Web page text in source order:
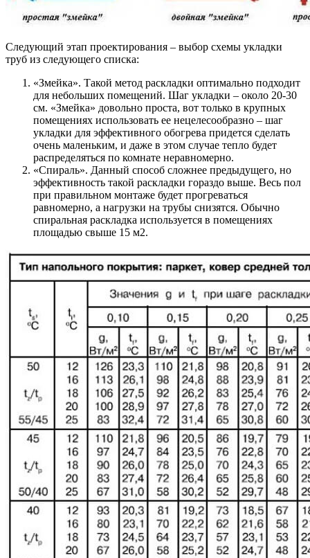
Следующий этап проектирования – выбор схемы укладки
труб из следующего списка:
«Змейка». Такой метод раскладки оптимально подходит
для небольших помещений. Шаг укладки – около 20-30
см. «Змейка» довольно проста, вот только в крупных
помещениях использовать ее нецелесообразно – шаг
укладки для эффективного обогрева придется сделать
очень маленьким, и даже в этом случае тепло будет
распределяться по комнате неравномерно.
«Спираль». Данный способ сложнее предыдущего, но
эффективность такой раскладки гораздо выше. Весь пол
при правильном монтаже будет прогреваться
равномерно, а нагрузки на трубы снизятся. Обычно
спиральная раскладка используется в помещениях
площадью свыше 15 м2.